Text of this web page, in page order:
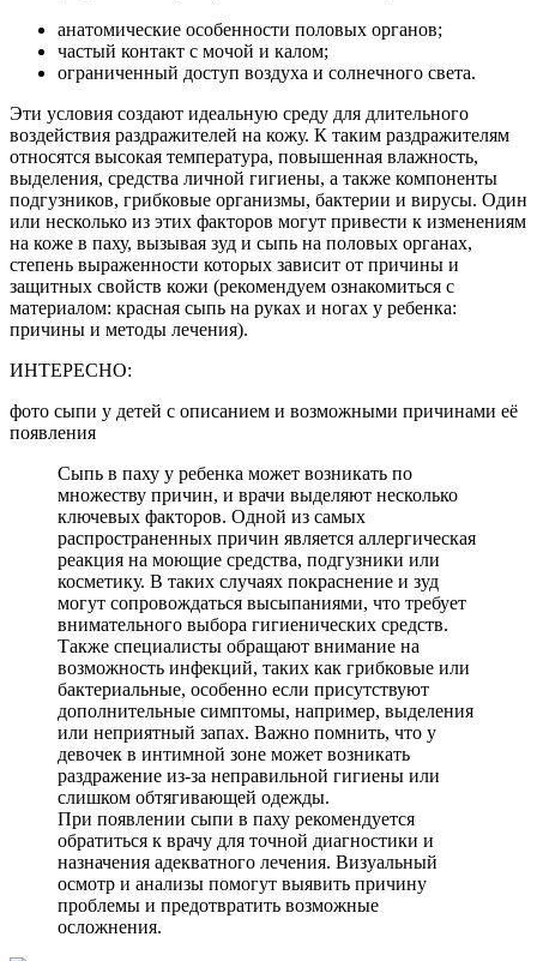
анатомические особенности половых органов;
частый контакт с мочой и калом;
ограниченный доступ воздуха и солнечного света.
Эти условия создают идеальную среду для длительного
воздействия раздражителей на кожу. К таким раздражителям
относятся высокая температура, повышенная влажность,
выделения, средства личной гигиены, а также компоненты
подгузников, грибковые организмы, бактерии и вирусы. Один
или несколько из этих факторов могут привести к изменениям
на коже в паху, вызывая зуд и сыпь на половых органах,
степень выраженности которых зависит от причины и
защитных свойств кожи (рекомендуем ознакомиться с
материалом: красная сыпь на руках и ногах у ребенка:
причины и методы лечения).
ИНТЕРЕСНО:
фото сыпи у детей с описанием и возможными причинами её
появления
Сыпь в паху у ребенка может возникать по
множеству причин, и врачи выделяют несколько
ключевых факторов. Одной из самых
распространенных причин является аллергическая
реакция на моющие средства, подгузники или
косметику. В таких случаях покраснение и зуд
могут сопровождаться высыпаниями, что требует
внимательного выбора гигиенических средств.
Также специалисты обращают внимание на
возможность инфекций, таких как грибковые или
бактериальные, особенно если присутствуют
дополнительные симптомы, например, выделения
или неприятный запах. Важно помнить, что у
девочек в интимной зоне может возникать
раздражение из-за неправильной гигиены или
слишком обтягивающей одежды.
При появлении сыпи в паху рекомендуется
обратиться к врачу для точной диагностики и
назначения адекватного лечения. Визуальный
осмотр и анализы помогут выявить причину
проблемы и предотвратить возможные
осложнения.